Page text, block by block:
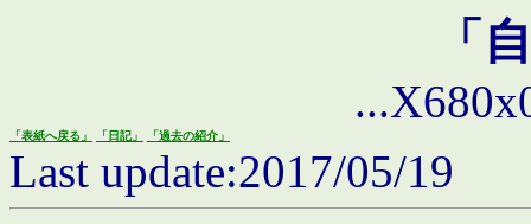
「
「表紙へ戻る」 「日記」 「過去の紹介」
Last update:2017/05/19